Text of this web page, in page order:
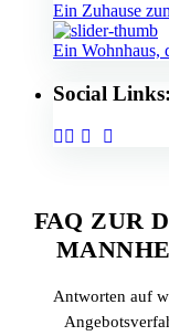
Ein Zuhause
Ein Wohnhaus,
Social Links:
FAQ ZUR
Antworten auf